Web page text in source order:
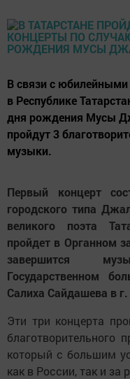
В связи с
в Республике
дня рождения Мусы
пройдут 3
музыки.
Первый концерт
городского типа
великого поэта
пройдет в Органном
завершится
Государственном
Салиха Сайдашева в
Эти три концерта
благотворительного
который с большим
как в России, так и за